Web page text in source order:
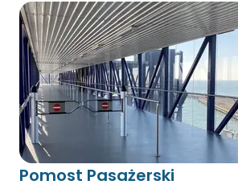
Pomost Pasażerski